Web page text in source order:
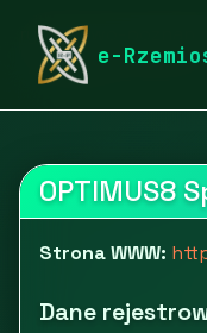
e-
rymarstwo-poznan.pl
Odzież
LePetit
OPTIMUS8
Strona WWW:
Dane